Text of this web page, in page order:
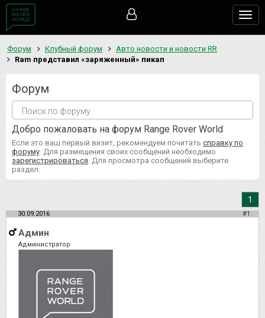
Форум Клубный форум
Авто новости и новости RR
Ram представил «заряженный» пикап
Форум
Добро пожаловать на форум Range Rover World
Если это ваш первый визит, рекомендуем почитать справку по
форуму . Для размещения своих сообщений необходимо
зарегистрироваться . Для просмотра сообщений выберите
раздел.
1
30.09.2016 #1
Админ
Администратор